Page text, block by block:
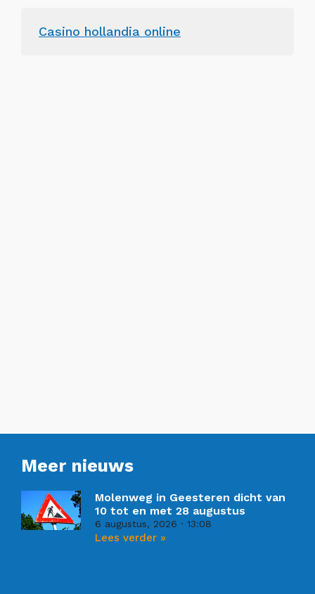
Casino hollandia online
Meer nieuws
Molenweg in Geesteren dicht van
10 tot en met 28 augustus
6 augustus, 2026 13:08
Lees verder »